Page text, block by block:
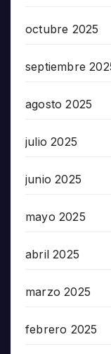
octubre 2025
septiembre
agosto 2025
julio 2025
junio 2025
mayo 2025
abril 2025
marzo 2025
febrero 2025